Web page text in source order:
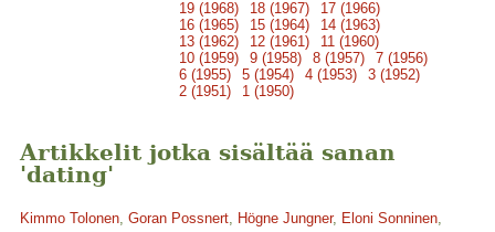
19 (1968)
18 (1967)
17 (1966)
16 (1965)
15 (1964)
14 (1963)
13 (1962)
12 (1961)
11 (1960)
10 (1959)
9 (1958) 8 (1957)
7 (1956)
6 (1955)
5 (1954) 4 (1953)
3 (1952)
2 (1951)
1 (1950)
Artikkelit jotka sisältää sanan
'dating'
Kimmo Tolonen, Goran Possnert, Högne Jungner, Eloni Sonninen,